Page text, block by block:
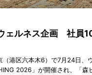
ェルネス企画 社員
（港区六本木6）で7月24日、
2026」が開催され、「森